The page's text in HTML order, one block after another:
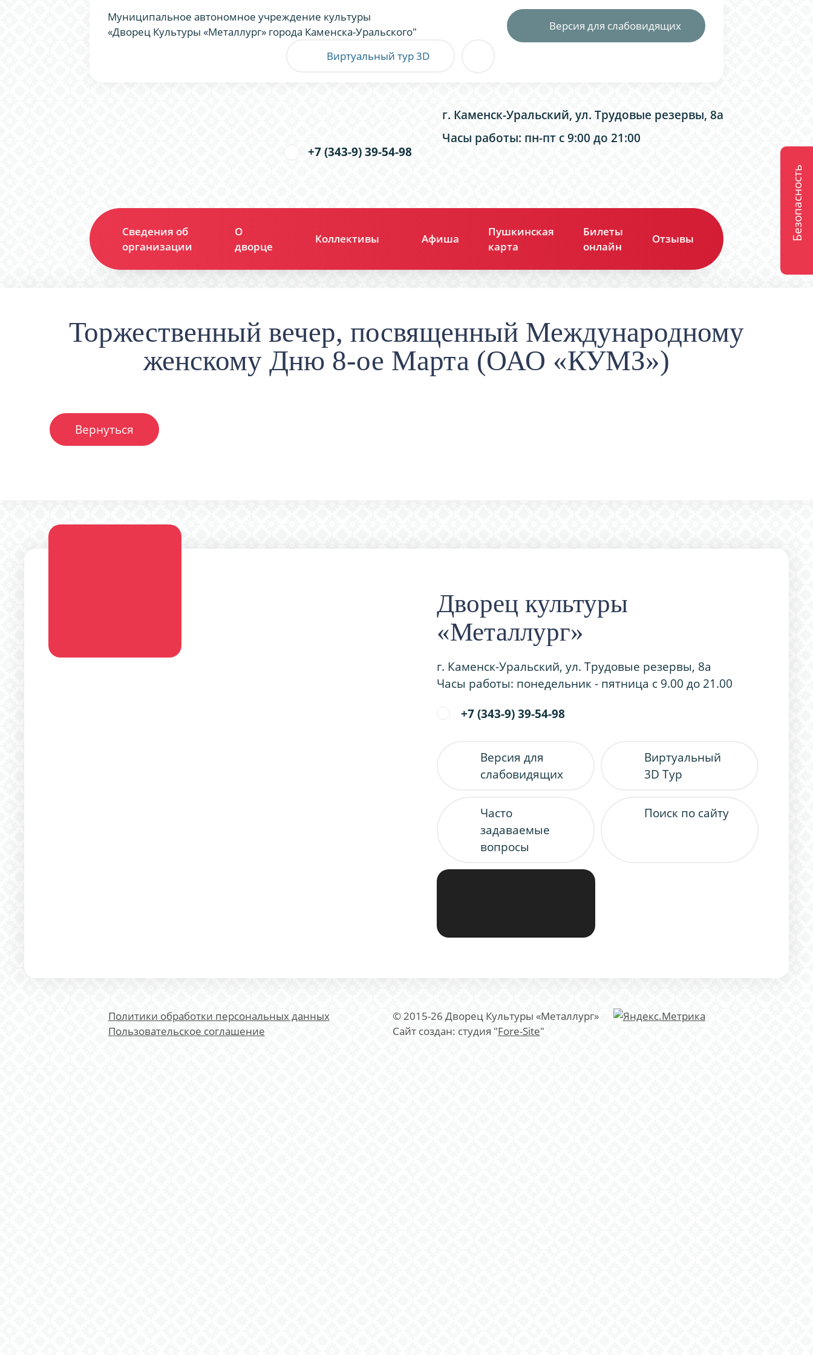
Муниципальное автономное учреждение культуры
«Дворец Культуры «Металлург» города Каменска-Уральского"
Версия для слабовидящих
Виртуальный тур 3D
г. Каменск-Уральский, ул. Трудовые резервы, 8а
Часы работы: пн-пт с 9:00 до 21:00
+7 (343-9) 39-54-98
Сведения об
организации
О
дворце
Коллективы Афиша
Пушкинская
карта
Билеты
онлайн
Отзывы Контакты
Торжественный вечер, посвященный Международному
женскому Дню 8-ое Марта (ОАО «КУМЗ»)
Вернуться
Дворец культуры
«Металлург»
г. Каменск-Уральский, ул. Трудовые резервы, 8а
Часы работы: понедельник - пятница с 9.00 до 21.00
+7 (343-9) 39-54-98
Версия для
слабовидящих
Виртуальный
3D Тур
Часто
задаваемые
вопросы
Поиск по сайту
Политики обработки персональных данных
Пользовательское соглашение
© 2015-26 Дворец Культуры «Металлург»
Сайт создан: студия "Fore-Site"
Безопасность